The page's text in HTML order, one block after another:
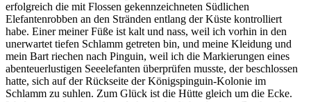
erfolgreich die mit Flossen gekennzeichneten Südlichen
Elefantenrobben an den Stränden entlang der Küste kontrolliert
habe. Einer meiner Füße ist kalt und nass, weil ich vorhin in den
unerwartet tiefen Schlamm getreten bin, und meine Kleidung und
mein Bart riechen nach Pinguin, weil ich die Markierungen eines
abenteuerlustigen Seeelefanten überprüfen musste, der beschlossen
hatte, sich auf der Rückseite der Königspinguin-Kolonie im
Schlamm zu suhlen. Zum Glück ist die Hütte gleich um die Ecke.